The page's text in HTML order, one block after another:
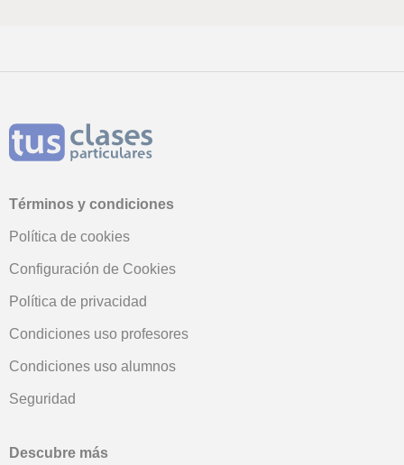
Términos y condiciones
Política de cookies
Configuración de Cookies
Política de privacidad
Condiciones uso profesores
Condiciones uso alumnos
Seguridad
Descubre más